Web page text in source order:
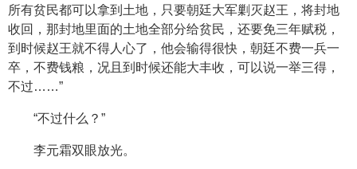
所有贫民都可以拿到土地，只要朝廷大军剿灭赵王，将封地
收回，那封地里面的土地全部分给贫民，还要免三年赋税，
到时候赵王就不得人心了，他会输得很快，朝廷不费一兵一
卒，不费钱粮，况且到时候还能大丰收，可以说一举三得，
不过……”
“不过什么？”
李元霜双眼放光。